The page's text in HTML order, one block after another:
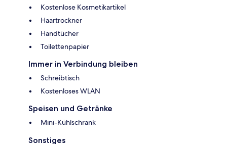
Kostenlose Kosmetikartikel
Haartrockner
Handtücher
Toilettenpapier
Immer in Verbindung bleiben
Schreibtisch
Kostenloses WLAN
Speisen und Getränke
Mini-Kühlschrank
Sonstiges